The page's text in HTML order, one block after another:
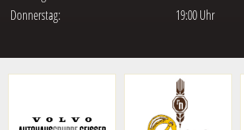
Donnerstag:
19:00 Uhr